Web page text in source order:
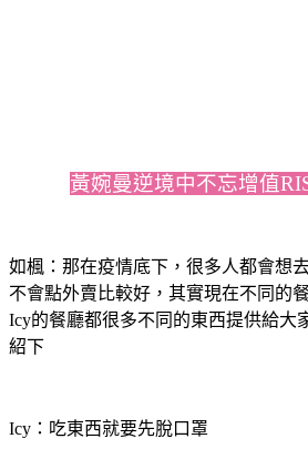
黃婉曼逆境中不忘增值
如楓：那在疫情底下，很多人都會想
不會點外賣比較好，其實現在不同的
Icy的餐廳都很多不同的東西提供給大
紹下
Icy：吃東西就要先脫口罩